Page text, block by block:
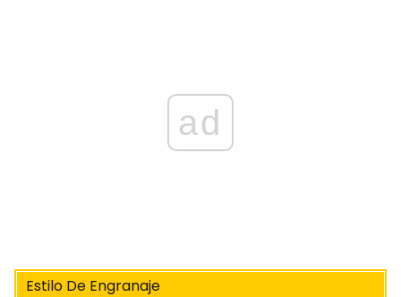
ad
Estilo De Engranaje